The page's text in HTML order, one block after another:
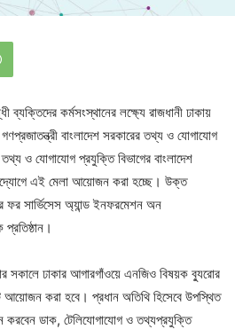
ব্যক্তিদের কর্মসংস্থানের লক্ষ্যে রাজধানী ঢাকায়
বাংলাদেশ সরকারের তথ্য ও যোগাযোগ
ও যোগাযোগ প্রযুক্তি বিভাগের বাংলাদেশ
এই মেলা আয়োজন করা হচ্ছে। উক্ত
সার্ভিসেস অ্যান্ড ইনফরমেশন অন
সকালে ঢাকার আগারগাঁওয়ে এনজিও বিষয়ক ব্যুরোর
আয়োজন করা হবে। প্রধান অতিথি হিসেবে উপস্থিত
করবেন ডাক, টেলিযোগাযোগ ও তথ্যপ্রযুক্তি